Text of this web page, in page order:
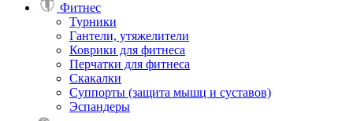
Фитнес
Турники
Гантели, утяжелители
Коврики для фитнеса
Перчатки для фитнеса
Скакалки
Суппорты (защита мышц и суставов)
Эспандеры